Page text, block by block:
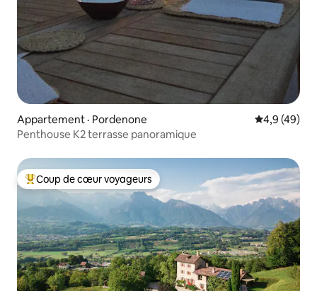
Appartement · Pordenone Note
4,9 (49)
Penthouse K2 terrasse panoramique
Coup de cœur voyageurs parmi les plus aimés
Coup de cœur voyageurs